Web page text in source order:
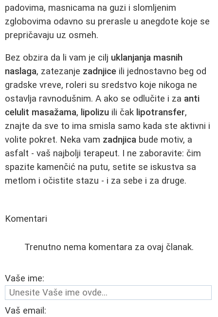
padovima, masnicama na guzi i slomljenim
zglobovima odavno su prerasle u anegdote koje se
prepričavaju uz osmeh.
Bez obzira da li vam je cilj uklanjanja masnih
naslaga, zatezanje zadnjice ili jednostavno beg od
gradske vreve, roleri su sredstvo koje nikoga ne
ostavlja ravnodušnim. A ako se odlučite i za anti
celulit masažama, lipolizu ili čak lipotransfer,
znajte da sve to ima smisla samo kada ste aktivni i
volite pokret. Neka vam zadnjica bude motiv, a
asfalt - vaš najbolji terapeut. I ne zaboravite: čim
spazite kamenčić na putu, setite se iskustva sa
metlom i očistite stazu - i za sebe i za druge.
Komentari
Trenutno nema komentara za ovaj članak.
Vaše ime:
Vaš email: